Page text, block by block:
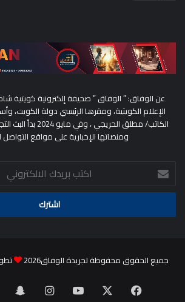
عن الوفاق: ” الوفاق ” صحيفة إلكترونية كويتية
الإعلام الكويتية، ومقرها الرئيسي دولة الكويت،
الكاتب/ مطلق الحريجي
ومنصاتها الإخبارية على مواقع التواصل
اكتب
بريدك
الالكتروني
جميع الحقوق محفوظة لجريدة الوفاق2026
فيسبوك ‫YouTubeانستقرام